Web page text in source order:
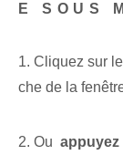
E SOUS
1. Cliquez sur
che de la
2. Ou ‍ appuyez